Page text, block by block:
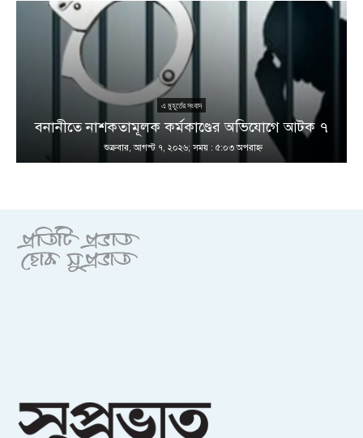
এ মুহূর্তের সংবাদ
বনানীতে নাশকতামূলক কর্মকাণ্ডের অভিযোগে আটক ৭
শুক্রবার, আগস্ট ৭, ২০২৬; সময় : ৫:০৩ অপরাহ্ণ